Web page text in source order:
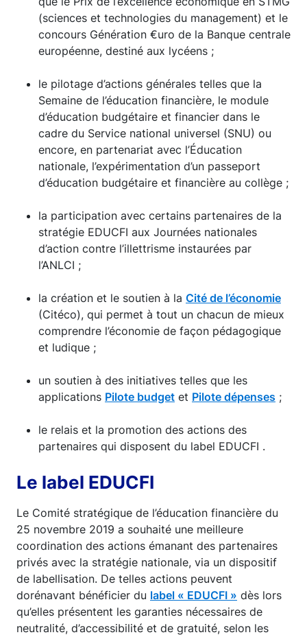
(sciences et technologies du management) et le
concours Génération €uro de la Banque centrale
européenne, destiné aux lycéens ;
le pilotage d’actions générales telles que la
Semaine de l’éducation financière, le module
d’éducation budgétaire et financier dans le
cadre du Service national universel (SNU) ou
encore, en partenariat avec l’Éducation
nationale, l’expérimentation d’un passeport
d’éducation budgétaire et financière au collège ;
la participation avec certains partenaires de la
stratégie EDUCFI aux Journées nationales
d’action contre l’illettrisme instaurées par
l’ANLCI ;
la création et le soutien à la Cité de l’économie
(Citéco), qui permet à tout un chacun de mieux
comprendre l’économie de façon pédagogique
et ludique ;
un soutien à des initiatives telles que les
applications Pilote budget et Pilote dépenses ;
le relais et la promotion des actions des
partenaires qui disposent du label EDUCFI .
Le label EDUCFI
Le Comité stratégique de l’éducation financière du
25 novembre 2019 a souhaité une meilleure
coordination des actions émanant des partenaires
privés avec la stratégie nationale, via un dispositif
de labellisation. De telles actions peuvent
dorénavant bénéficier du label « EDUCFI » dès lors
qu’elles présentent les garanties nécessaires de
neutralité, d’accessibilité et de gratuité, selon les